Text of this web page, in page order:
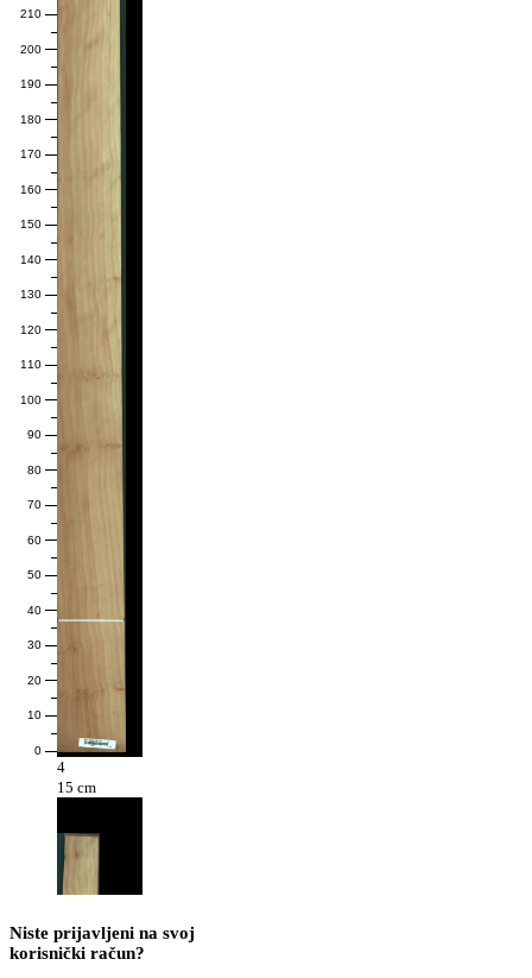
0
10
20
30
40
50
60
70
80
90
100
110
120
130
140
150
160
170
180
190
200
210
4
15 cm
Niste prijavljeni na svoj
korisnički račun?